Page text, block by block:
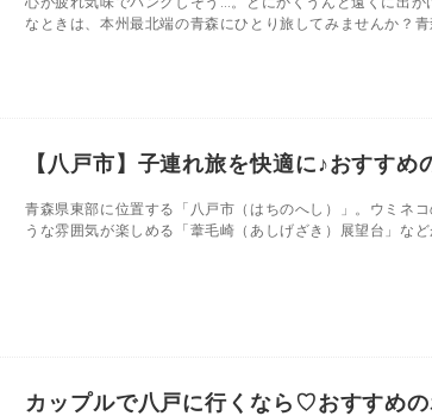
なときは、本州最北端の青森にひとり旅してみませんか？
【八戸市】子連れ旅を快適に♪おすすめ
青森県東部に位置する「八戸市（はちのへし）」。ウミネ
うな雰囲気が楽しめる「葦毛崎（あしげざき）展望台」な
カップルで八戸に行くなら♡おすすめ